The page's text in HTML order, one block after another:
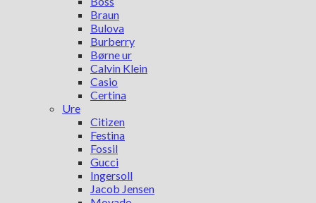
Braun
Bulova
Burberry
Børne ur
Calvin Klein
Casio
Certina
Ure
Citizen
Festina
Fossil
Gucci
Ingersoll
Jacob Jensen